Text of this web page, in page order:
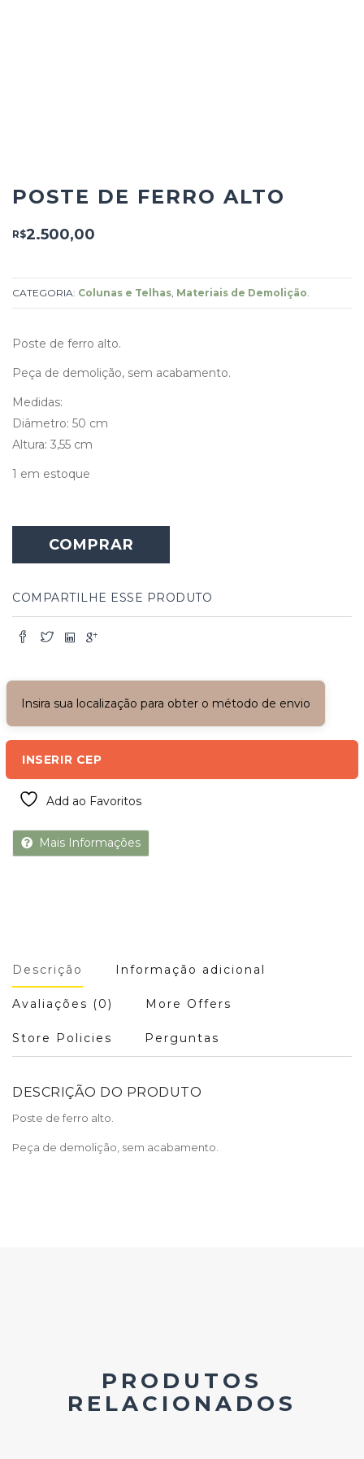
POSTE DE FERRO ALTO
R$2.500,00
CATEGORIA: Colunas e Telhas Materiais de Demolição
Poste de ferro alto.
Peça de demolição, sem acabamento.
Medidas:
Diâmetro: 50 cm
Altura: 3,55 cm
1 em estoque
COMPRAR
COMPARTILHE ESSE PRODUTO
Insira sua localização para obter o método de envio
INSERIR CEP
Add ao Favoritos
Mais Informações
Descrição Informação adicional
Avaliações (0) More Offers
Store Policies Perguntas
DESCRIÇÃO DO PRODUTO
Poste de ferro alto.
Peça de demolição, sem acabamento.
PRODUTOS
RELACIONADOS